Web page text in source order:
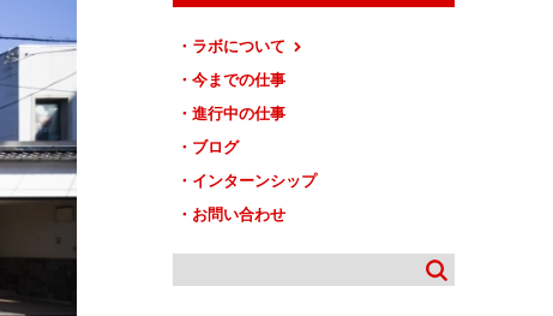
ラボについて
今までの仕事
進行中の仕事
ブログ
インターンシップ
お問い合わせ